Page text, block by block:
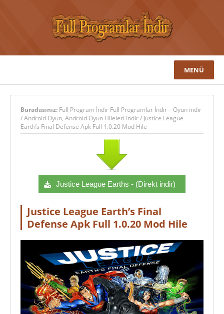
MENÜ
Buradasınız: Full Program İndir Full Programlar İndir – Oyun indir
/Android Oyun, Android Oyun Hileleri İndir/ Justice League
Earth’s Final Defense Apk Full 1.0.20 Mod Hile
Justice League Earths - (Direkt indir)
Justice League Earth’s Final
Defense Apk Full 1.0.20 Mod Hile